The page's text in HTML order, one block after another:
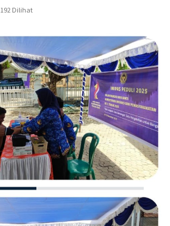
192 Dilihat